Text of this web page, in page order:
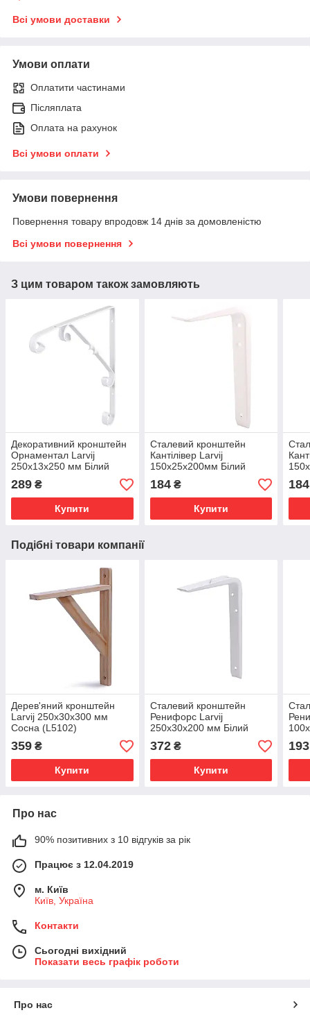
Всі умови доставки
Умови оплати
Оплатити частинами
Післяплата
Оплата на рахунок
Всі умови оплати
Умови повернення
Повернення товару впродовж 14 днів за домовленістю
Всі умови повернення
З цим товаром також замовляють
Декоративний кронштейн
Орнаментал Larvij
250х13х250 мм Білий
(L7410WH)
289 ₴
Купити
Сталевий кронштейн
Кантілівер Larvij
150х25х200мм Білий
(L7497WH)
184₴
Купити
184
Подібні товари компанії
Дерев'яний кронштейн
Larvij 250x30x300 мм
Сосна (L5102)
359 ₴
Купити
Сталевий кронштейн
Ренифорс Larvij
250x30x200 мм Білий
372₴
Купити
193
Про нас
90% позитивних з 10 відгуків за рік
Працює з 12.04.2019
м. Київ
Київ, Україна
Контакти
Сьогодні вихідний
Показати весь графік роботи
Про нас